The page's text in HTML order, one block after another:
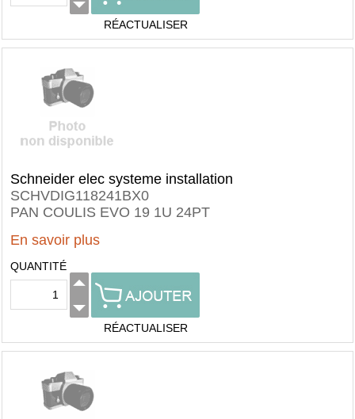
RÉACTUALISER
Schneider elec systeme installation
SCHVDIG118241BX0
PAN COULIS EVO 19 1U 24PT
En savoir plus
QUANTITÉ
RÉACTUALISER